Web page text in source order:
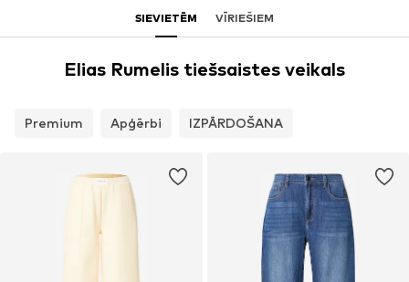
SIEVIETĒM VĪRIEŠIEM
Elias Rumelis tiešsaistes veikals
Premium Apģērbi IZPĀRDOŠANA